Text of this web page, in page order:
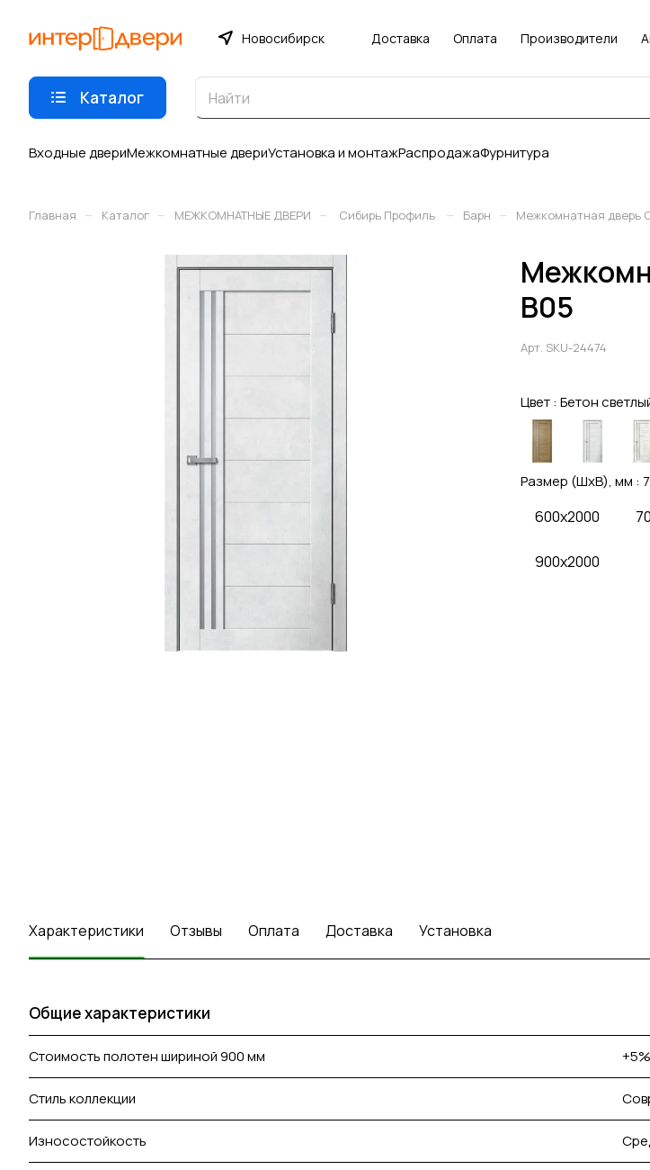
Новосибирск Доставка Оплата Производители
Каталог
Входные двериМежкомнатные двериУстановка и монтажРаспродажаФурнитура
Главная – Каталог – МЕЖКОМНАТНЫЕ ДВЕРИ – Сибирь Профиль – Барн – Межкомнатная дверь
В05
Арт. SKU-24474
Цвет : Бетон
Размер (ШхВ), мм :
600x2000
900x2000
Характеристики Отзывы Оплата Доставка Установка
Общие характеристики
Стоимость полотен шириной 900 мм +5%
Стиль коллекции
Износостойкость